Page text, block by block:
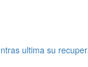
ultima su